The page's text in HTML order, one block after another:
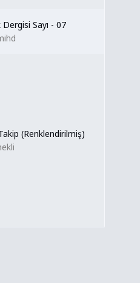
Sayı - 07
(Renklendirilmiş)